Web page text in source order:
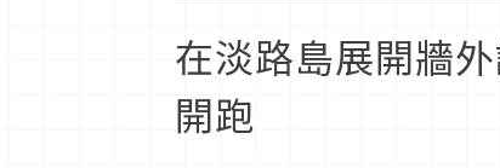
在淡路島展開牆
開跑